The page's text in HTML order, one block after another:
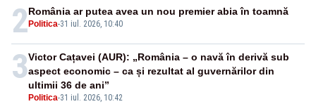
2 Politica-31 iul. 2026, 10:40
România ar putea avea un nou premier abia în toamnă
3
Politica-31 iul. 2026, 10:42
Victor Cațavei (AUR): „România – o navă în derivă sub
aspect economic – ca și rezultat al guvernărilor din
ultimii 36 de ani”